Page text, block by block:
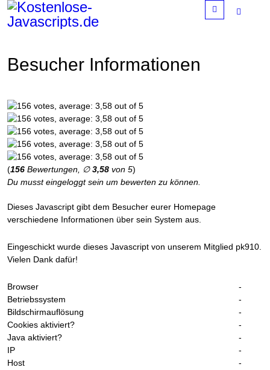
Menu
Besucher Informationen
(156 Bewertungen, ∅3,58 von 5)
Du musst eingeloggt sein um bewerten zu können.
Dieses Javascript gibt dem Besucher eurer Homepage
verschiedene Informationen über sein System aus.
Eingeschickt wurde dieses Javascript von unserem Mitglied pk910.
Vielen Dank dafür!
Browser
-
Betriebssystem
-
Bildschirmauflösung
-
Cookies aktiviert?
-
Java aktiviert?
-
IP
-
Host
-